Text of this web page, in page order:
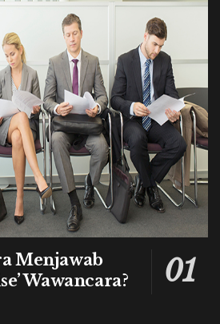
Menjawab
Wawancara?